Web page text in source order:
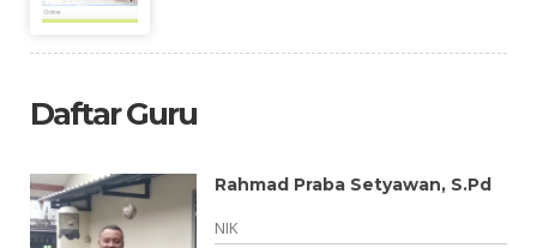
Daftar Guru
Rahmad Praba Setyawan, S.Pd
NIK